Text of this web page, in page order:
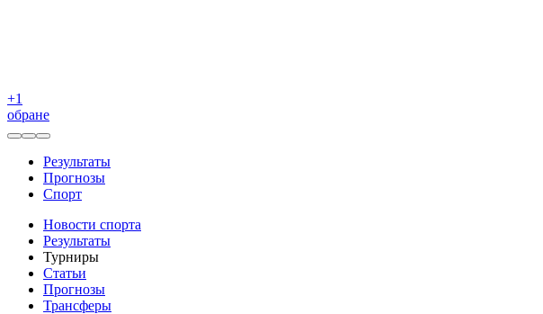
+1
обране
Результаты
Прогнозы
Спорт
Новости спорта
Результаты
Турниры
Статьи
Прогнозы
Трансферы